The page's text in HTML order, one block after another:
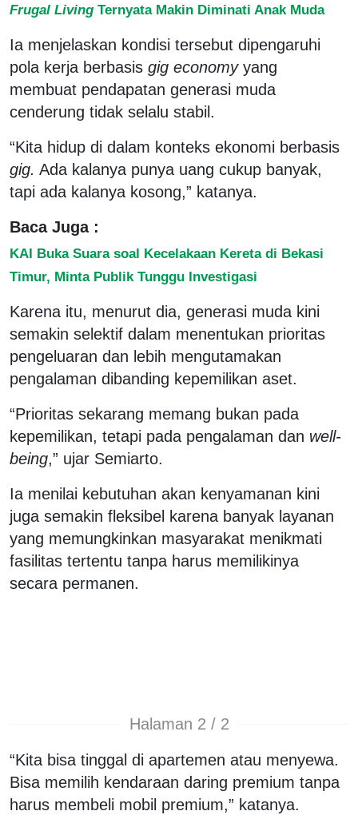
Frugal Living Ternyata Makin Diminati Anak Muda
Ia menjelaskan kondisi tersebut dipengaruhi
pola kerja berbasis gig economyyang
membuat pendapatan generasi muda
cenderung tidak selalu stabil.
“Kita hidup di dalam konteks ekonomi berbasis
gig. Ada kalanya punya uang cukup banyak,
tapi ada kalanya kosong,” katanya.
Baca Juga :
KAI Buka Suara soal Kecelakaan Kereta di Bekasi
Timur, Minta Publik Tunggu Investigasi
Karena itu, menurut dia, generasi muda kini
semakin selektif dalam menentukan prioritas
pengeluaran dan lebih mengutamakan
pengalaman dibanding kepemilikan aset.
“Prioritas sekarang memang bukan pada
kepemilikan, tetapi pada pengalaman dan well-
being,” ujar Semiarto.
Ia menilai kebutuhan akan kenyamanan kini
juga semakin fleksibel karena banyak layanan
yang memungkinkan masyarakat menikmati
fasilitas tertentu tanpa harus memilikinya
secara permanen.
Halaman 2 / 2
“Kita bisa tinggal di apartemen atau menyewa.
Bisa memilih kendaraan daring premium tanpa
harus membeli mobil premium,” katanya.